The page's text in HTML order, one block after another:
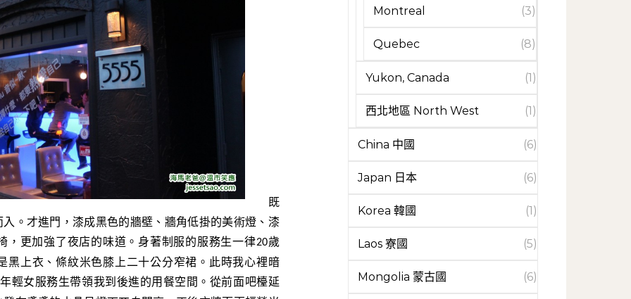
既
。才進門，漆成黑色的牆壁、牆角低掛的美術燈、漆
，更加強了夜店的味道。身著制服的服務生一律20歲
黑上衣、條紋米色膝上二十公分窄裙。此時我心裡暗
輕女服務生帶領我到後進的用餐空間。從前面吧檯延
Montreal (3)
Quebec (8)
Yukon, Canada (1)
西北地區 North West (1)
China 中國 (6)
Japan 日本 (6)
Korea 韓國 (1)
Laos 寮國 (5)
Mongolia 蒙古國 (6)